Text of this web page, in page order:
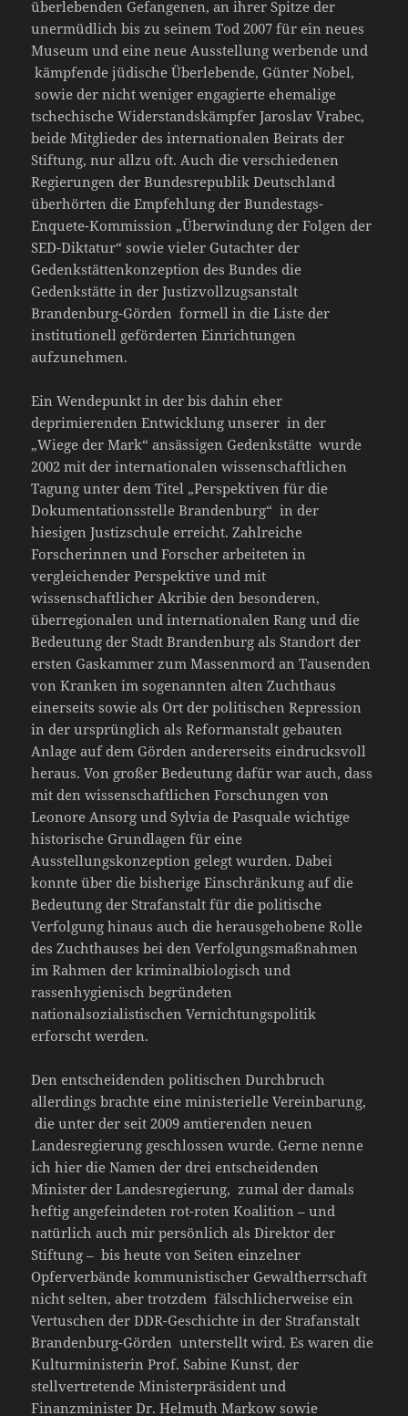
überlebenden Gefangenen, an ihrer Spitze der
unermüdlich bis zu seinem Tod 2007 für ein neues
Museum und eine neue Ausstellung werbende und
kämpfende jüdische Überlebende, Günter Nobel,
sowie der nicht weniger engagierte ehemalige
tschechische Widerstandskämpfer Jaroslav Vrabec,
beide Mitglieder des internationalen Beirats der
Stiftung, nur allzu oft. Auch die verschiedenen
Regierungen der Bundesrepublik Deutschland
überhörten die Empfehlung der Bundestags-
Enquete-Kommission „Überwindung der Folgen der
SED-Diktatur“ sowie vieler Gutachter der
Gedenkstättenkonzeption des Bundes die
Gedenkstätte in der Justizvollzugsanstalt
Brandenburg-Görden formell in die Liste der
institutionell geförderten Einrichtungen
aufzunehmen.
Ein Wendepunkt in der bis dahin eher
deprimierenden Entwicklung unserer in der
„Wiege der Mark“ ansässigen Gedenkstätte wurde
2002 mit der internationalen wissenschaftlichen
Tagung unter dem Titel „Perspektiven für die
Dokumentationsstelle Brandenburg“ in der
hiesigen Justizschule erreicht. Zahlreiche
Forscherinnen und Forscher arbeiteten in
vergleichender Perspektive und mit
wissenschaftlicher Akribie den besonderen,
überregionalen und internationalen Rang und die
Bedeutung der Stadt Brandenburg als Standort der
ersten Gaskammer zum Massenmord an Tausenden
von Kranken im sogenannten alten Zuchthaus
einerseits sowie als Ort der politischen Repression
in der ursprünglich als Reformanstalt gebauten
Anlage auf dem Görden andererseits eindrucksvoll
heraus. Von großer Bedeutung dafür war auch, dass
mit den wissenschaftlichen Forschungen von
Leonore Ansorg und Sylvia de Pasquale wichtige
historische Grundlagen für eine
Ausstellungskonzeption gelegt wurden. Dabei
konnte über die bisherige Einschränkung auf die
Bedeutung der Strafanstalt für die politische
Verfolgung hinaus auch die herausgehobene Rolle
des Zuchthauses bei den Verfolgungsmaßnahmen
im Rahmen der kriminalbiologisch und
rassenhygienisch begründeten
nationalsozialistischen Vernichtungspolitik
erforscht werden.
Den entscheidenden politischen Durchbruch
allerdings brachte eine ministerielle Vereinbarung,
die unter der seit 2009 amtierenden neuen
Landesregierung geschlossen wurde. Gerne nenne
ich hier die Namen der drei entscheidenden
Minister der Landesregierung, zumal der damals
heftig angefeindeten rot-roten Koalition – und
natürlich auch mir persönlich als Direktor der
Stiftung – bis heute von Seiten einzelner
Opferverbände kommunistischer Gewaltherrschaft
nicht selten, aber trotzdem fälschlicherweise ein
Vertuschen der DDR-Geschichte in der Strafanstalt
Brandenburg-Görden unterstellt wird. Es waren die
Kulturministerin Prof. Sabine Kunst, der
stellvertretende Ministerpräsident und
Finanzminister Dr. Helmuth Markow sowie